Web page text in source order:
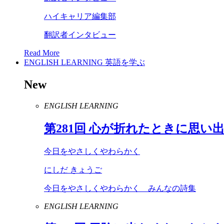
ハイキャリア編集部
翻訳者インタビュー
Read More
ENGLISH LEARNING 英語を学ぶ
New
ENGLISH LEARNING
第281 回 心が折れたときに思い
今日をやさしくやわらかく
にしだ きょうご
今日をやさしくやわらかく みんなの詩集
ENGLISH LEARNING